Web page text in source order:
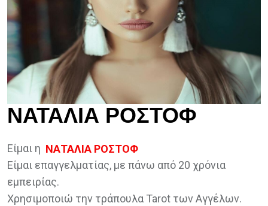
ΝΑΤΑΛΙΑ ΡΟΣΤΟΦ
Είμαι η ΝΑΤΑΛΙΑ ΡΟΣΤΟΦ
Είμαι επαγγελματίας, με πάνω από 20 χρόνια
εμπειρίας.
Χρησιμοποιώ την τράπουλα Tarot των Αγγέλων.